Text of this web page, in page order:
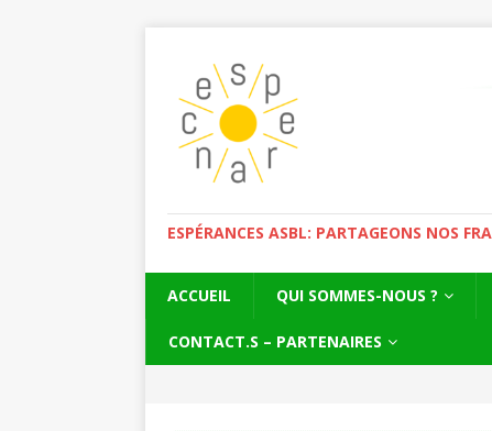
ESPÉRANCES ASBL: PARTAGEONS NOS
ACCUEIL QUI SOMMES-NOUS ?
CONTACT.S – PARTENAIRES